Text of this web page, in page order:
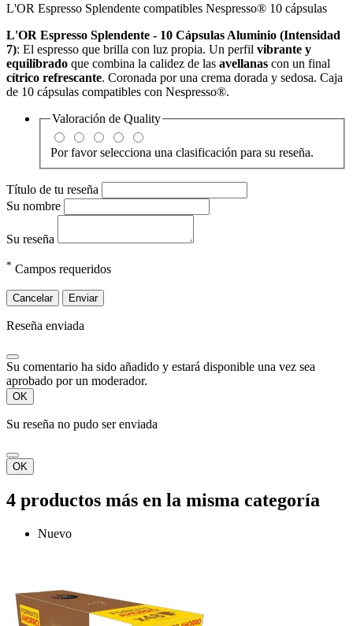
L'OR Espresso Splendente compatibles Nespresso® 10 cápsulas
L'OR Espresso Splendente - 10 Cápsulas Aluminio (Intensidad
7): El espresso que brilla con luz propia. Un perfil vibrante y
equilibrado que combina la calidez de las avellanas con un final
cítrico refrescante. Coronada por una crema dorada y sedosa. Caja
de 10 cápsulas compatibles con Nespresso®.
Valoración de Quality
Por favor selecciona una clasificación para su reseña.
Título de tu reseña
Su nombre
Su reseña
* Campos requeridos
Cancelar Enviar
Reseña enviada
Su comentario ha sido añadido y estará disponible una vez sea
aprobado por un moderador.
OK
Su reseña no pudo ser enviada
OK
4 productos más en la misma categoría
Nuevo